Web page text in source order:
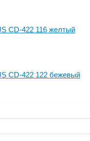
CD-422 116 желтый
CD-422 122 бежевый